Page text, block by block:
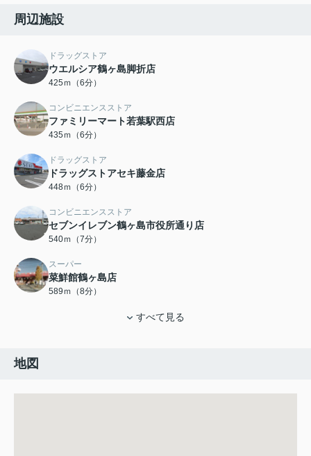
周辺施設
ドラッグストア
ウエルシア鶴ヶ島脚折店
425ｍ（6分）
コンビニエンスストア
ファミリーマート若葉駅西店
435ｍ（6分）
ドラッグストア
ドラッグストアセキ藤金店
448ｍ（6分）
コンビニエンスストア
セブンイレブン鶴ヶ島市役所通り店
540ｍ（7分）
スーパー
菜鮮館鶴ヶ島店
589ｍ（8分）
すべて見る
地図